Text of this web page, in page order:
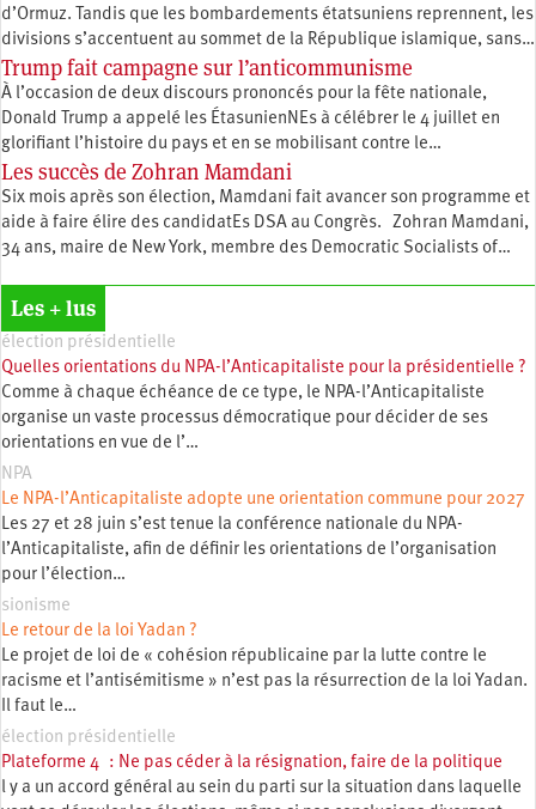
d’Ormuz. Tandis que les bombardements étatsuniens reprennent, les
divisions s’accentuent au sommet de la République islamique, sans…
Trump fait campagne sur l’anticommunisme
À l’occasion de deux discours prononcés pour la fête nationale,
Donald Trump a appelé les ÉtasunienNEs à célébrer le 4 juillet en
glorifiant l’histoire du pays et en se mobilisant contre le…
Les succès de Zohran Mamdani
Six mois après son élection, Mamdani fait avancer son programme et
aide à faire élire des candidatEs DSA au Congrès. Zohran Mamdani,
34 ans, maire de New York, membre des Democratic Socialists of…
Les + lus
élection présidentielle
Quelles orientations du NPA-l’Anticapitaliste pour la présidentielle ?
Comme à chaque échéance de ce type, le NPA-l’Anticapitaliste
organise un vaste processus démocratique pour décider de ses
orientations en vue de l’…
NPA
Le NPA-l’Anticapitaliste adopte une orientation commune pour 2027
Les 27 et 28 juin s’est tenue la conférence nationale du NPA-
l’Anticapitaliste, afin de définir les orientations de l’organisation
pour l’élection…
sionisme
Le retour de la loi Yadan ?
Le projet de loi de « cohésion républicaine par la lutte contre le
racisme et l’antisémitisme » n’est pas la résurrection de la loi Yadan.
Il faut le…
élection présidentielle
Plateforme 4 : Ne pas céder à la résignation, faire de la politique
l y a un accord général au sein du parti sur la situation dans laquelle